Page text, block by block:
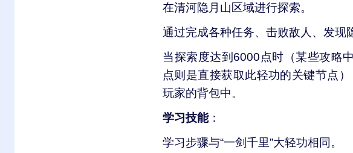
在清河隐月山区域进行探索。
通过完成各种任务、击败敌人、发现
当探索度达到6000点时（某些攻略
点则是直接获取此轻功的关键节点
玩家的背包中。
学习技能：
学习步骤与“一剑千里”大轻功相同。